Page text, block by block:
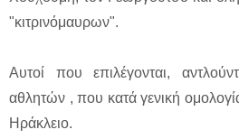
"κιτρινόμαυρων".
Αυτοί που επιλέγονται,
αθλητών , που κατά γενική
Ηράκλειο.